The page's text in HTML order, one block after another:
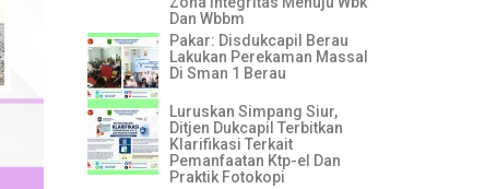
Dan Wbbm
Pakar: Disdukcapil Berau
Lakukan Perekaman Massal
Di Sman 1 Berau
Luruskan Simpang Siur,
Ditjen Dukcapil Terbitkan
Klarifikasi Terkait
Pemanfaatan Ktp-el Dan
Praktik Fotokopi